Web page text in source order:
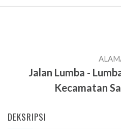
Jalan Lumba -
Kecamatan
DEKSRIPSI